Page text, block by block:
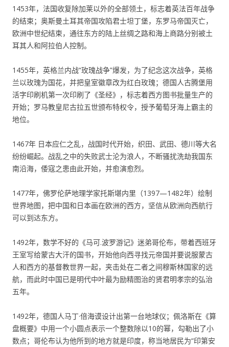
1453年，法国收复除加莱以外的全部领土，标志着英法百年战争
的结束；奥斯曼土耳其帝国攻陷君士坦丁堡，东罗马帝国灭亡，
欧洲中世纪结束，通往东方的陆上丝绸之路和海上商路分别被土
耳其人和阿拉伯人控制。
1455年，英格兰内战“玫瑰战争”爆发，为了纪念这次战争，英格
兰以玫瑰为国花，并把皇室徽章改为红白玫瑰；德国人古腾堡用
活字印刷机第一次印刷了《圣经》，标志着西方图书批量生产的
开始；罗马教皇尼古拉五世颁布特权令，授予葡萄牙海上霸主的
地位。
1467年 日本应仁之乱，战国时代开始，织田、武田、德川等大名
纷纷崛起。战乱之中的失败武士沦为浪人，不断骚扰洗劫我国东
南沿海，倭寇之患由此开始，并愈演愈烈。
1477年，佛罗伦萨地理学家托斯堪内里（1397—1482年）绘制
世界地图，把中国和日本画在欧洲的西方，坚信从欧洲向西航行
可以到达东方。
1492年，数学不好的《马可.波罗游记》迷弟哥伦布，带着西班牙
王室写给蒙古大汗的国书，开始他向西寻找元帝国并要说服蒙古
人和西方的基督教世界一起，夹击处在二者之间穆斯林国家的远
航，而此时中国已是明代中叶最为励精图治的贤君明孝宗的弘治
五年。
1492年，德国人马丁·倍海谟设计出第一台地球仪；佩洛斯在《算
盘概要》中用一个小圆点表示一个整数除以10的幂，勾勒出了小
数点；哥伦布认为他所到的地方就是印度，称当地居民为“印第安